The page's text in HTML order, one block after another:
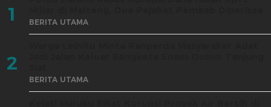
1 BERITA UTAMA
2
BERITA UTAMA